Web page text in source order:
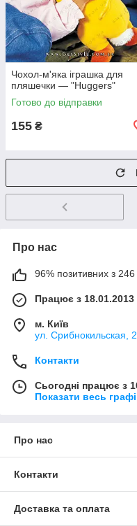
Чохол-м'яка іграшка для
пляшечки — "Huggers"
Готово до відправки
155 ₴
Про нас
96% позитивних з 246
Працює з 18.01.2013
м. Київ
ул. Срибнокильская,
Контакти
Сьогодні працює з
Показати весь
Про нас
Контакти
Доставка та оплата